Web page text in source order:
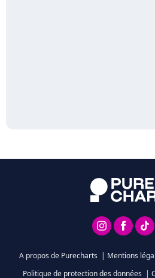
A propos de Purecharts | Mentions
Politique de protection des données |